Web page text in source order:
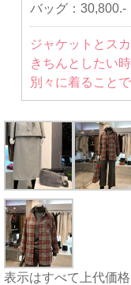
バッグ： 30,800.-
ジャケットとス
きちんとしたい
別々に着ること
表示はすべて上代価格